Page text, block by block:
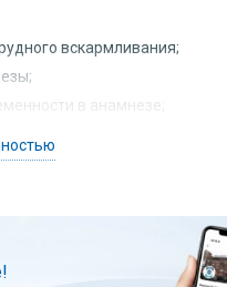
вскармливания;
в анамнезе;
– боли – возникают